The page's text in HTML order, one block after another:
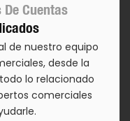
De Cuentas
de nuestro equipo
desde la
lo relacionado
comerciales